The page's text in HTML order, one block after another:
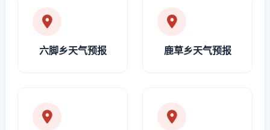
六脚乡天气预报 鹿草乡天气预报